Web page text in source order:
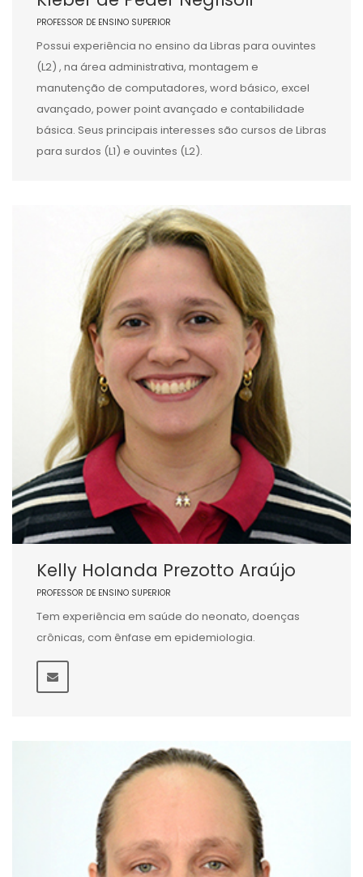
PROFESSOR DE ENSINO SUPERIOR
Possui experiência no ensino da Libras para ouvintes
(L2) , na área administrativa, montagem e
manutenção de computadores, word básico, excel
avançado, power point avançado e contabilidade
básica. Seus principais interesses são cursos de Libras
para surdos (L1) e ouvintes (L2).
Kelly Holanda Prezotto Araújo
PROFESSOR DE ENSINO SUPERIOR
Tem experiência em saúde do neonato, doenças
crônicas, com ênfase em epidemiologia.